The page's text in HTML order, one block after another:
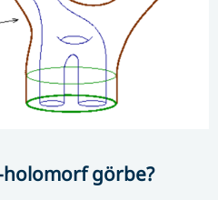
görbe?